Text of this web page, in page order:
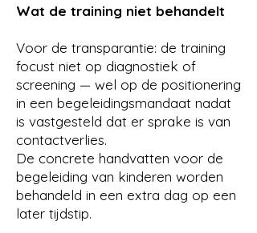
Wat de training niet behandelt
Voor de transparantie: de training
focust niet op diagnostiek of
screening — wel op de positionering
in een begeleidingsmandaat nadat
is vastgesteld dat er sprake is van
contactverlies.
De concrete handvatten voor de
begeleiding van kinderen worden
behandeld in een extra dag op een
later tijdstip.